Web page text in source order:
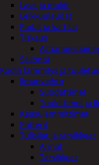
Lasit ja mukit
Leikkuulaudat
Padat ja kattilat
Tiskaus
Säilöntä
Kodin lämmitys ja tuuletus
Ilmanvaihto
Suodattimet
Tuulettimet ja
Kaasulämmittimet
Patterit
Tulisijat ja tarvikkeet
Arinat
Tarvikkeet